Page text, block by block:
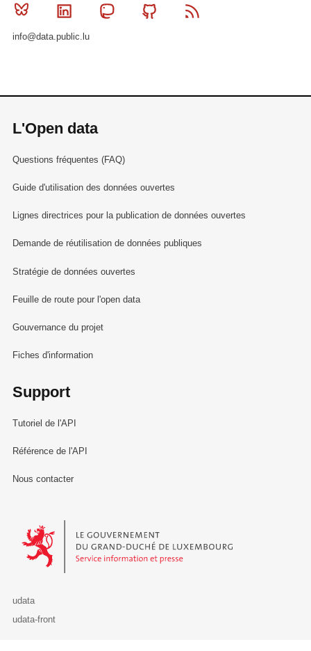
Bluesky Linkedin MastodonGithub
info@data.public.lu
L'Open data
Questions fréquentes (FAQ)
Guide d'utilisation des données ouvertes
Lignes directrices pour la publication de données ouvertes
Demande de réutilisation de données publiques
Stratégie de données ouvertes
Feuille de route pour l'open data
Gouvernance du projet
Fiches d'information
Support
Tutoriel de l'API
Référence de l'API
Nous contacter
Le Gouvernement du Grand-Duché de Luxembourg - Service
udata
udata-front